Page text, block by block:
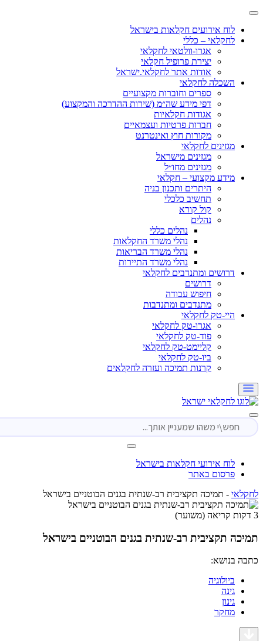
לוח אירועים חקלאות בישראל
לחקלאי – כללי
אגרו-וולטאי לחקלאי
יצירת פרופיל חקלאי
אודות אתר לחקלאי.ישראל
השכלה לחקלאי
ספרים וחוברות מקצועיים
דפי מידע שה״מ (שירות ההדרכה והמקצוע)
אגודות חקלאיות
חברות פרטיות ועצמאיים
מקורות חוץ ואינטרנט
מגזינים לחקלאי
מגזינים מישראל
מגזינים מחו״ל
מידע מקצועי – חקלאי
היתרים ותכנון בניה
תחשיב כלכלי
קול קורא
נהלים
נהלים כללי
נהלי משרד החקלאות
נהלי משרד הבריאות
נהלי משרד התיירות
דרושים ומתנדבים לחקלאי
דרושים
חיפוש עבודה
מתנדבים ומתנדבות
היי-טק לחקלאי
אגרו-טק לחקלאי
פוד-טק לחקלאי
קליימט-טק לחקלאי
ביו-טק לחקלאי
קרנות תמיכה ועזרה לחקלאים
לוח אירועי חקלאות בישראל
פרסום באתר
-תמיכה תקציבית רב-שנתית בגנים הבוטניים בישראל
תקציבית רב-שנתית בגנים הבוטניים בישראל
ביולוגיה
מחקר